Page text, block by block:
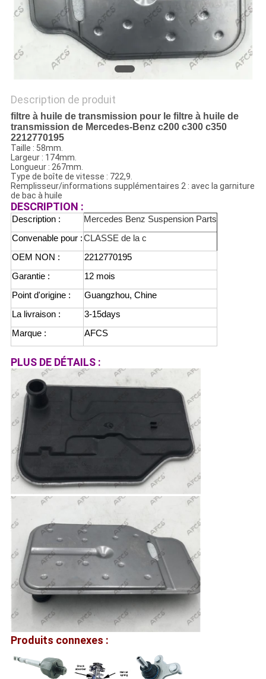
POLITIQUE
CONFIDENTIALITÉ
Description de produit
filtre à huile de transmission pour le filtre à huile de
transmission de Mercedes-Benz c200 c300 c350
2212770195
Taille : 58mm.
Largeur : 174mm.
Longueur : 267mm.
Type de boîte de vitesse : 722,9.
Remplisseur/informations supplémentaires 2 : avec la garniture
de bac à huile
DESCRIPTION :
Description :
Mercedes Benz Suspension Parts
Convenable pour :CLASSE de la c
OEM NON :
2212770195
Garantie :
12 mois
Point d'origine :
Guangzhou, Chine
La livraison :
3-15days
Marque :
AFCS
PLUS DE DÉTAILS :
Produits connexes :